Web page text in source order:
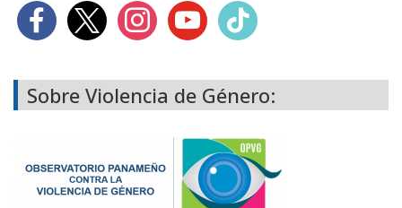
Sobre Violencia de Género: